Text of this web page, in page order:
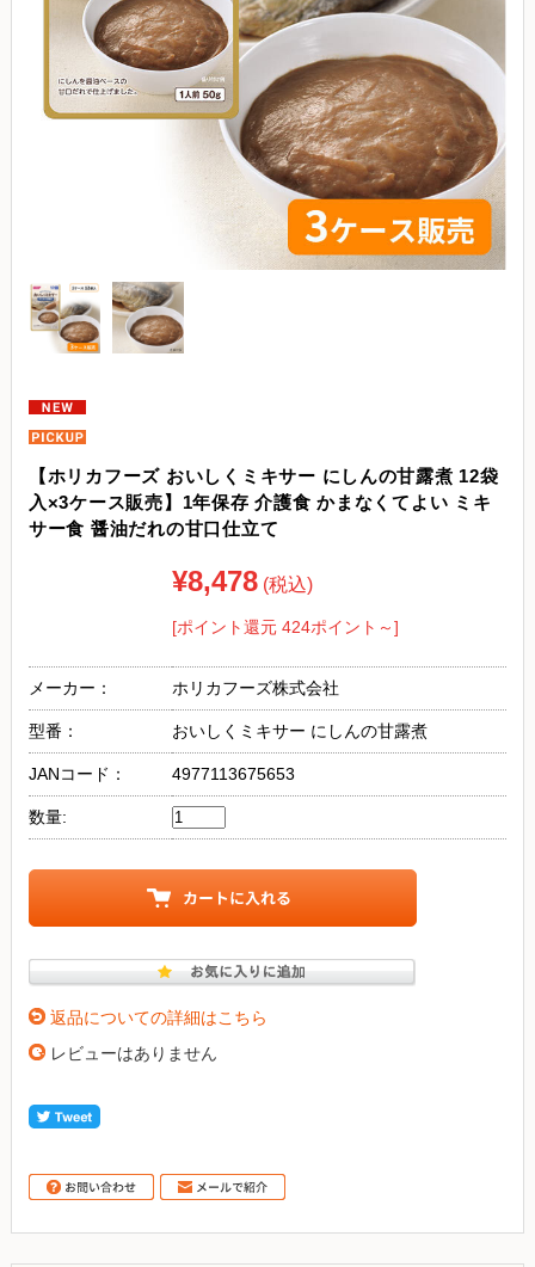
【ホリカフーズ おいしくミキサー にしんの甘露煮 12袋
入×3ケース販売】1年保存 介護食 かまなくてよい ミキ
サー食 醤油だれの甘口仕立て
¥8,478 (税込)
[ポイント還元 424ポイント～]
メーカー： ホリカフーズ株式会社
型番： おいしくミキサー にしんの甘露煮
JANコード： 4977113675653
数量:
返品についての詳細はこちら
レビューはありません